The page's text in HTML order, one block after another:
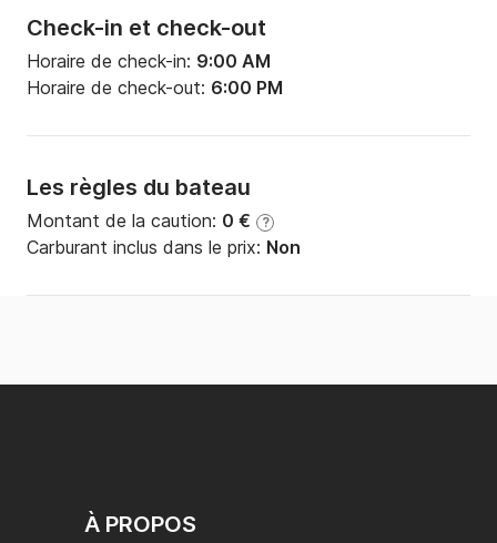
Check-in et check-out
Horaire de check-in: 9:00 AM
Horaire de check-out: 6:00 PM
Les règles du bateau
Montant de la caution: 0 € ?
Carburant inclus dans le prix: Non
À PROPOS